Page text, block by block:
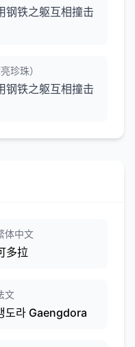
钢铁之躯互相撞击
珍珠）
钢铁之躯互相撞击
体中文
多拉
文
도라 Gaengdora